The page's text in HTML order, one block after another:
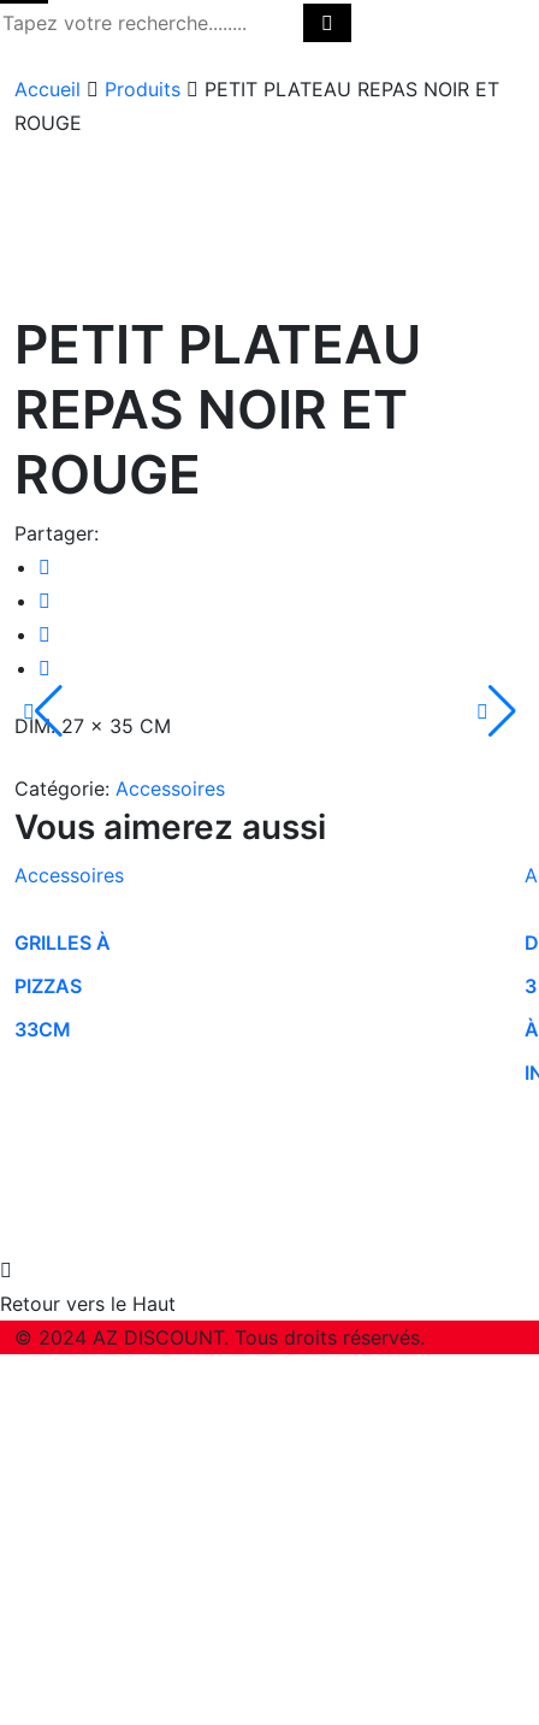
Accueil Produits
PETIT PLATEAU REPAS NOIR ET
ROUGE
PETIT PLATEAU
REPAS NOIR ET
ROUGE
Partager:
DIM. 27 x 35 CM
Catégorie: Accessoires
Vous aimerez aussi
Accessoires
GRILLES À
PIZZAS
33CM
Retour vers le Haut
© 2024 AZ DISCOUNT. Tous droits réservés.